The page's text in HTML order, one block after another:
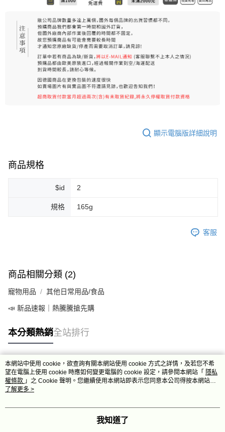
每筆NT$100，滿NT$999(含以上)免運費
離島宅配（澎湖、金門、馬祖、小琉球）
每筆NT$250，滿NT$3,000(含以上)免運費
付款後門市自取
顯示電腦版詳細說明
商品規格
$id 2
規格 165g
客服
商品相關分類 (2)
寵物用品 其他日常用品/食品
📣 新品速報｜熱騰騰搶先購
本分類熱銷全站排行
熱門標籤
本網站中使用 cookie，欲查詢有關本網站使用 cookie 方式之詳情，及若您不希
望在電腦上使用 cookie 時應如何變更電腦的 cookie 設定，請參閱本網站「 隱私
權條款 」之 Cookie 聲明。您繼續使用本網站即表示您同意本公司得按本網站使
用條款之 Cookie 聲明使用 cookie。
了解更多 >
我知道了